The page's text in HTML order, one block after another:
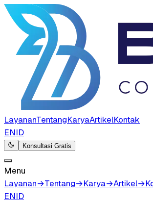
LayananTentangKaryaArtikelKontak
ENID
Konsultasi Gratis
Menu
Layanan→Tentang→Karya→Artikel→
ENID